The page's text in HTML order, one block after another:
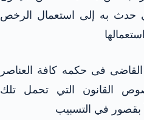
حدث به إلى استعمال الرخص
فى حكمه كافة العناصر
القانون التي تحمل تلك
بقصور في التسبيب